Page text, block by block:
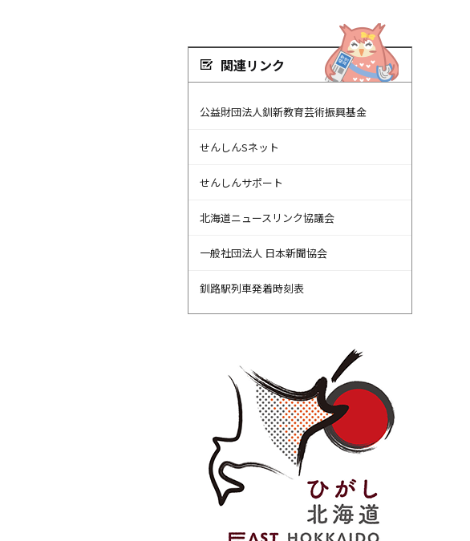
関連リンク
公益財団法人釧新教育芸術振興基金
せんしんSネット
せんしんサポート
北海道ニュースリンク協議会
一般社団法人 日本新聞協会
釧路駅列車発着時刻表